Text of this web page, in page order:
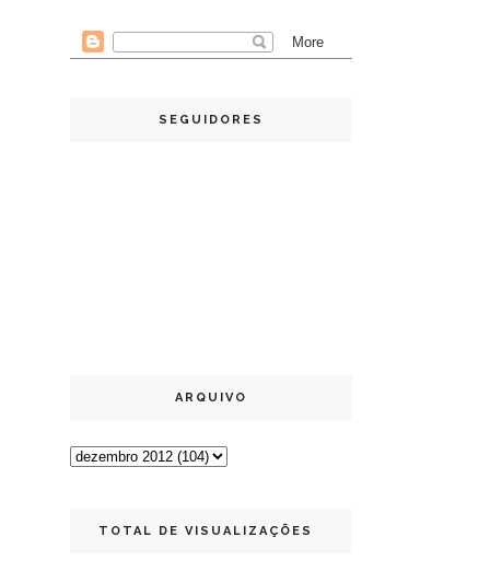
SEGUIDORES
ARQUIVO
TOTAL DE VISUALIZAÇÕES